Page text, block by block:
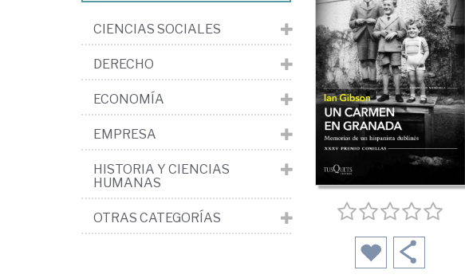
CIENCIAS SOCIALES
DERECHO
ECONOMÍA
EMPRESA
HISTORIA Y CIENCIAS
HUMANAS
OTRAS CATEGORÍAS